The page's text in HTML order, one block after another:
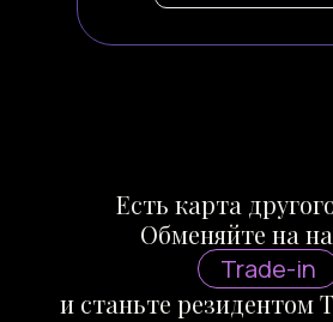
Есть карта
Обменяйте на
Trade-in
и станьте резидентом